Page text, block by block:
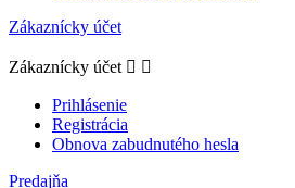
Zákaznícky účet
Zákaznícky účet  
Prihlásenie
Registrácia
Obnova zabudnutého hesla
Predajňa